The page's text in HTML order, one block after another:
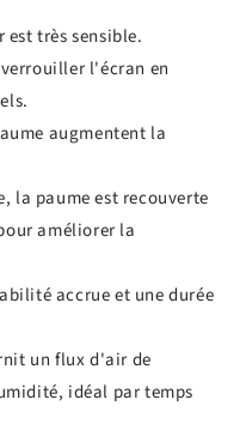
très sensible.
l'écran en
augmentent la
la paume est recouverte
améliorer la
accrue et une durée
un flux d'air de
idéal par temps